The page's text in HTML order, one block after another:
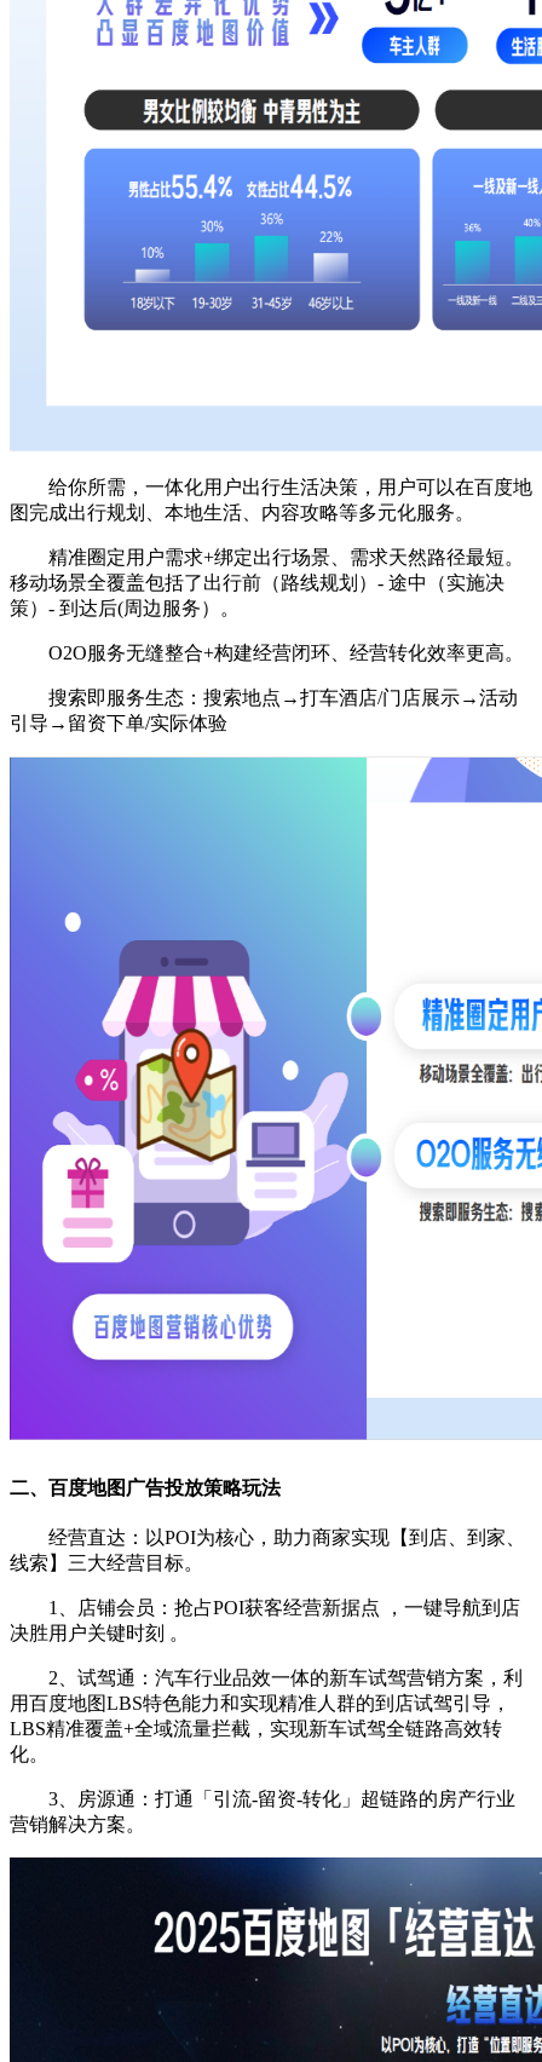
给你所需，一体化用户出行生活决策，用户可以在百度地
图完成出行规划、本地生活、内容攻略等多元化服务。
精准圈定用户需求+绑定出行场景、需求天然路径最短。
移动场景全覆盖包括了出行前（路线规划）- 途中（实施决
策）- 到达后(周边服务）。
O2O服务无缝整合+构建经营闭环、经营转化效率更高。
搜索即服务生态：搜索地点→打车酒店/门店展示→活动
引导→留资下单/实际体验
二、百度地图广告投放策略玩法
经营直达：以POI为核心，助力商家实现【到店、到家、
线索】三大经营目标。
1、店铺会员：抢占POI获客经营新据点 ，一键导航到店
决胜用户关键时刻 。
2、试驾通：汽车行业品效一体的新车试驾营销方案，利
用百度地图LBS特色能力和实现精准人群的到店试驾引导，
LBS精准覆盖+全域流量拦截，实现新车试驾全链路高效转
化。
3、房源通：打通「引流-留资-转化」超链路的房产行业
营销解决方案。